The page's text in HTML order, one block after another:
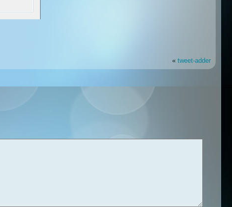
« tweet-adder